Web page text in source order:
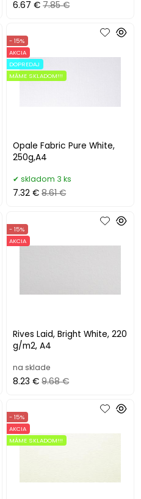
6.67 € 7.85 €
Opale Fabric Pure White,
250g,A4
- 15%
AKCIA
DOPREDAJ
MÁME SKLADOM!!!
skladom 3 ks
7.32 € 8.61 €
Rives Laid, Bright White, 220
g/m2, A4
- 15%
AKCIA
na sklade
8.23 € 9.68 €
- 15%
AKCIA
MÁME SKLADOM!!!